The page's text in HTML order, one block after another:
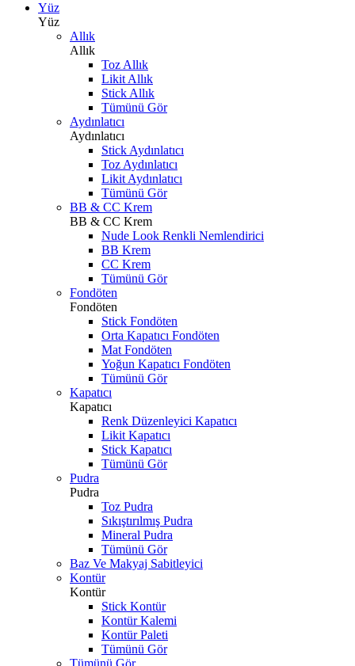
Yüz
Yüz
Allık
Allık
Toz Allık
Likit Allık
Stick Allık
Tümünü Gör
Aydınlatıcı
Aydınlatıcı
Stick Aydınlatıcı
Toz Aydınlatıcı
Likit Aydınlatıcı
Tümünü Gör
BB & CC Krem
BB & CC Krem
Nude Look Renkli Nemlendirici
BB Krem
CC Krem
Tümünü Gör
Fondöten
Fondöten
Stick Fondöten
Orta Kapatıcı Fondöten
Mat Fondöten
Yoğun Kapatıcı Fondöten
Tümünü Gör
Kapatıcı
Kapatıcı
Renk Düzenleyici Kapatıcı
Likit Kapatıcı
Stick Kapatıcı
Tümünü Gör
Pudra
Pudra
Toz Pudra
Sıkıştırılmış Pudra
Mineral Pudra
Tümünü Gör
Baz Ve Makyaj Sabitleyici
Kontür
Kontür
Stick Kontür
Kontür Kalemi
Kontür Paleti
Tümünü Gör
Tümünü Gör